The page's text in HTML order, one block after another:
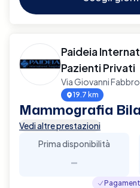
Paideia
Pazienti Privati
Via Giovanni
19.7 km
Mammografia
Vedi altre prestazioni
Prima disponibilità
-